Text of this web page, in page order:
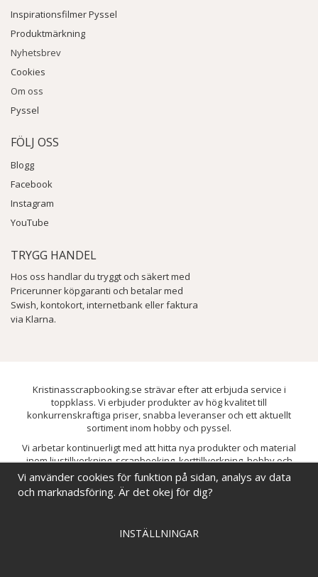
Inspirationsfilmer Pyssel
Produktmärkning
Nyhetsbrev
Cookies
Om oss
Pyssel
FÖLJ OSS
Blogg
Facebook
Instagram
YouTube
TRYGG HANDEL
Hos oss handlar du tryggt och säkert med
Pricerunner köpgaranti och betalar med
Swish, kontokort, internetbank eller faktura
via Klarna.
Kristinasscrapbooking.se strävar efter att erbjuda service i
toppklass. Vi erbjuder produkter av hög kvalitet till
konkurrenskraftiga priser, snabba leveranser och ett aktuellt
sortiment inom hobby och pyssel.
Vi arbetar kontinuerligt med att hitta nya produkter och material
inom ljustillverkning, scrapbooking, korttillverkning, hobby och
pyssel. Målet är att bredda sortimentet och löpande förbättra och
utveckla vårt utbud, så att du alltid kan hitta det du behöver hos oss.
Vi använder cookies för funktion på sidan, analys av data
och marknadsföring. Är det okej för dig?
INSTÄLLNINGAR